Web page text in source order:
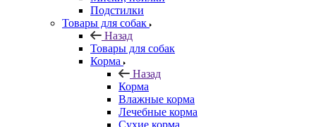
Подстилки
Товары для собак
Назад
Товары для собак
Корма
Назад
Корма
Влажные корма
Лечебные корма
Сухие корма